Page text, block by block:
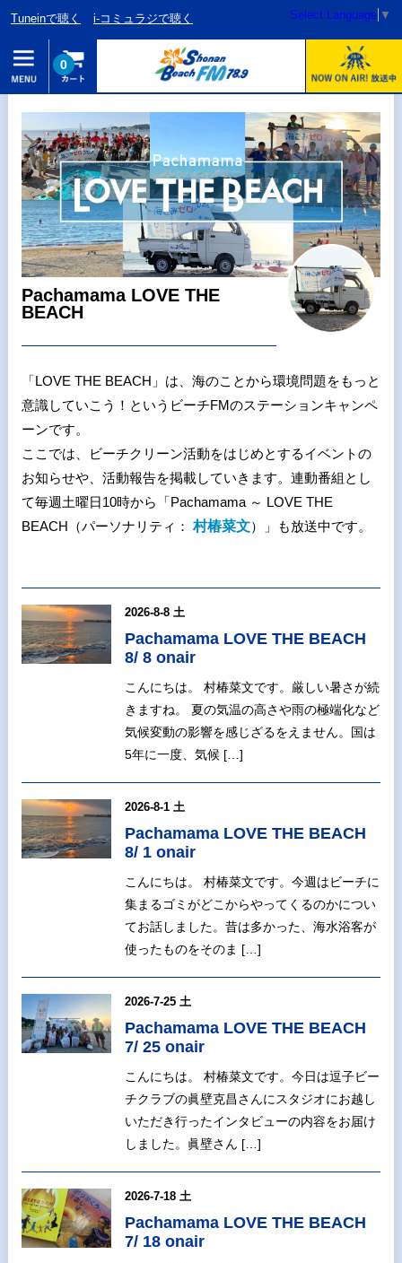
Tuneinで聴く i-コミュラジで聴く Select Language ▼
0
Pachamama LOVE THE
BEACH
「LOVE THE BEACH」は、海のことから環境問題をもっと
意識していこう！というビーチFMのステーションキャンペ
ーンです。
ここでは、ビーチクリーン活動をはじめとするイベントの
お知らせや、活動報告を掲載していきます。連動番組とし
て毎週土曜日10時から「Pachamama ～ LOVE THE
BEACH（パーソナリティ：村椿菜文）」も放送中です。
2026-8-8 土
Pachamama LOVE THE BEACH
8/ 8 onair
こんにちは。 村椿菜文です。厳しい暑さが続
きますね。 夏の気温の高さや雨の極端化など
気候変動の影響を感じざるをえません。国は
5年に一度、気候 […]
2026-8-1 土
Pachamama LOVE THE BEACH
8/ 1 onair
こんにちは。 村椿菜文です。今週はビーチに
集まるゴミがどこからやってくるのかについ
てお話しました。昔は多かった、海水浴客が
使ったものをそのま […]
2026-7-25 土
Pachamama LOVE THE BEACH
7/ 25 onair
こんにちは。 村椿菜文です。今日は逗子ビー
チクラブの眞壁克昌さんにスタジオにお越し
いただき行ったインタビューの内容をお届け
しました。眞壁さん […]
2026-7-18 土
Pachamama LOVE THE BEACH
7/ 18 onair